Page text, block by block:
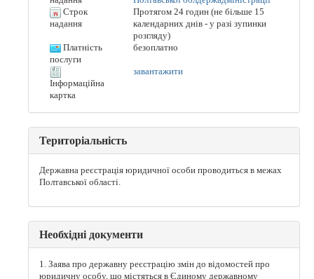
Строк
надання
Протягом 24 годин (не більше 15
календарних днів - у разі зупинки
розгляду)
Платність
послуги
безоплатно
Інформаційна
картка
завантажити
Територіальність
Державна реєстрація юридичної особи проводиться в межах
Полтавської області.
Необхідні документи
1. Заява про державну реєстрацію змін до відомостей про
юридичну особу, що містяться в Єдиному державному